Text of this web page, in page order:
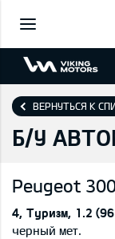
ВЕРНУТЬСЯ К
Б/У
Peugeot
4 Туризм 1.2
черный мет.